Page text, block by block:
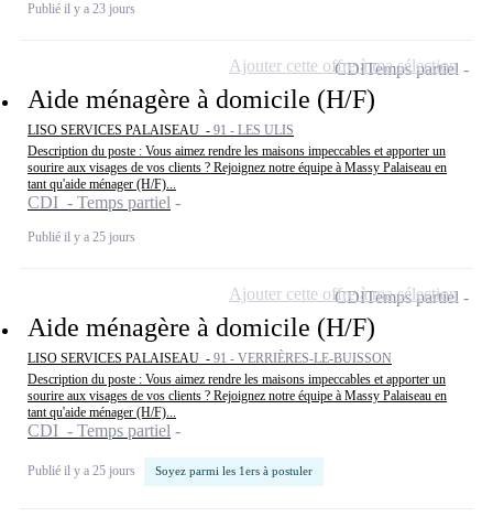
Publié il y a 23 jours
Aide ménagère à domicile (H/F)
LISO SERVICES PALAISEAU - 91 - LES ULIS
Description du poste : Vous aimez rendre les maisons impeccables et apporter un
sourire aux visages de vos clients ? Rejoignez notre équipe à Massy Palaiseau en
tant qu'aide ménager (H/F)...
CDI - Temps partiel
Publié il y a 25 jours
CDITemps partiel
Ajouter cette offre à ma sélection
Aide ménagère à domicile (H/F)
LISO SERVICES PALAISEAU - 91 - VERRIÈRES-LE-BUISSON
Description du poste : Vous aimez rendre les maisons impeccables et apporter un
sourire aux visages de vos clients ? Rejoignez notre équipe à Massy Palaiseau en
tant qu'aide ménager (H/F)...
CDI - Temps partiel
Publié il y a 25 jours Soyez parmi les 1ers à postuler
CDITemps partiel
Ajouter cette offre à ma sélection